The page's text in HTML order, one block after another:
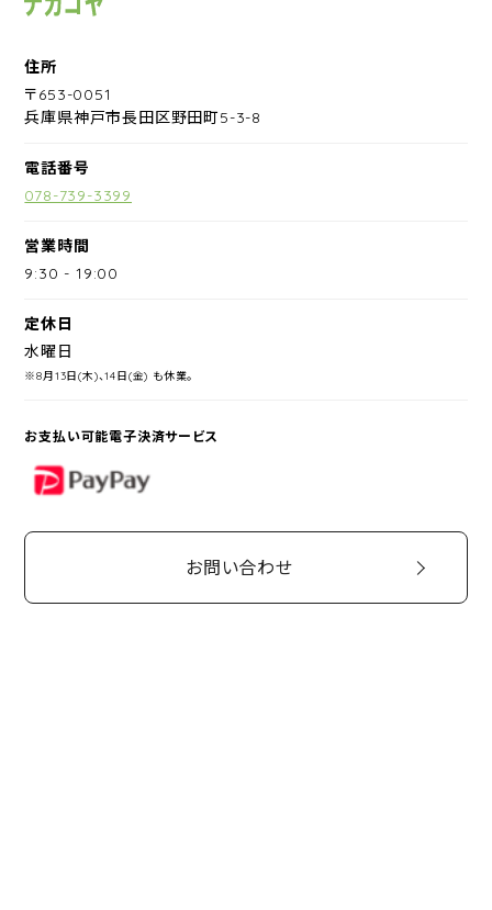
住所
〒653-0051
兵庫県神戸市長田区野田町5-3-8
電話番号
078-739-3399
営業時間
9:30 -19:00
定休日
水曜日
※8月13日(木)、14日(金) も休業。
お支払い可能電子決済サービス
PayPay
お問い合わせ